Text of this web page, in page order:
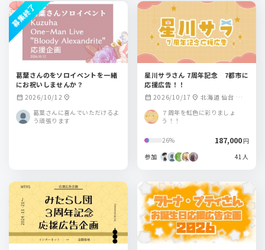
葛葉さんのをソロイベントを一緒
にお祝いしませんか？
calendar_month 2026/10/12 location_on
葛葉さんに喜んでいただけるよ
う頑張ります
募集終了
星川サラさん 7周年記念 7都市に
応援広告！！
calendar_month 2026/10/17 location_on 北海道 仙台 東京
名古屋 大阪 広島 福
岡
７周年を虹色に彩りましょ
う！！
26% 187,000円
参加
41人